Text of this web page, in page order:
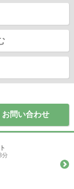
お問い合わせ
分